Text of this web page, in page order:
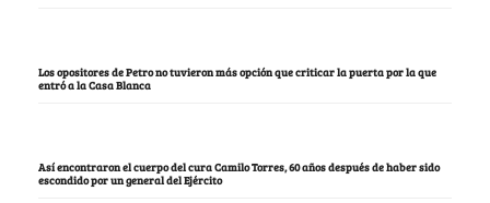
Los opositores de Petro no tuvieron más opción que criticar la puerta por la que
entró a la Casa Blanca
Así encontraron el cuerpo del cura Camilo Torres, 60 años después de haber sido
escondido por un general del Ejército